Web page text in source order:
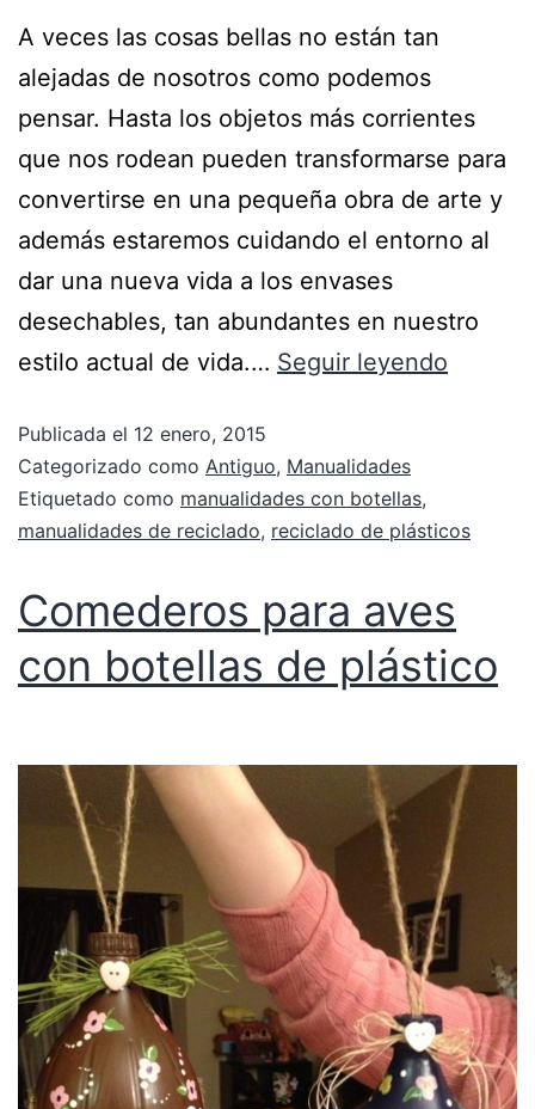
A veces las cosas bellas no están tan
alejadas de nosotros como podemos
pensar. Hasta los objetos más corrientes
que nos rodean pueden transformarse para
convertirse en una pequeña obra de arte y
además estaremos cuidando el entorno al
dar una nueva vida a los envases
desechables, tan abundantes en nuestro
estilo actual de vida.… Seguir leyendo
Publicada el 12 enero, 2015
Categorizado como Antiguo, Manualidades
Etiquetado como manualidades con botellas,
manualidades de reciclado, reciclado de plásticos
Comederos para aves
con botellas de plástico